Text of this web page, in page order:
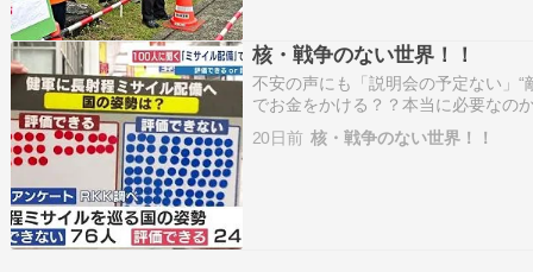
核・戦争のない世界！！
不安の声にも「説明会の予定ない」
でお金をかける？？本当に必要なの
闘機の共同開発など協力確認日本
WG設置人殺し兵器！！かっこいい
20日前 核・戦争のない世界！！